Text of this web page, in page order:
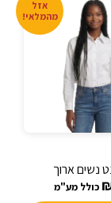
אזל
מהמלאי!
נשים ארוך
כולל מע"מ